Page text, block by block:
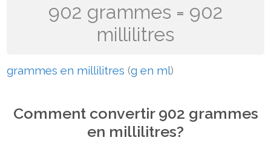
902 grammes = 902
millilitres
grammes en millilitres (g en ml)
Comment convertir 902 grammes
en millilitres?